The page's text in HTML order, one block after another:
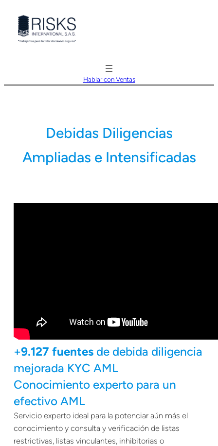
contenido
Hablar con Ventas
Debidas Diligencias
Ampliadas e Intensificadas
+9.127 fuentes de debida diligencia
mejorada KYC AML
Conocimiento experto para un
efectivo AML
Servicio experto ideal para la potenciar aún más el
conocimiento y consulta y verificación de listas
restrictivas, listas vinculantes, inhibitorias o